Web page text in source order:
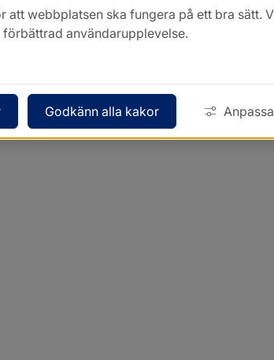
webbplatsen ska fungera på ett bra sätt.
användarupplevelse.
Godkänn alla kakor